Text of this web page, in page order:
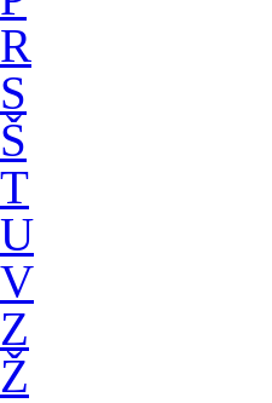
R
S
Š
T
U
V
Z
Ž